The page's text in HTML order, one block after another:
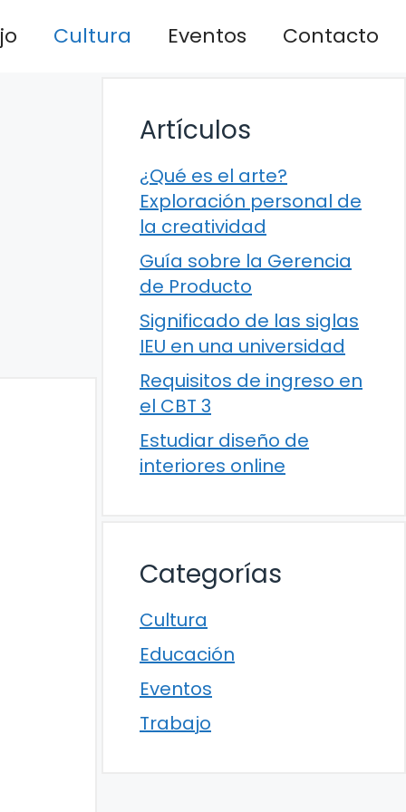
Cultura Eventos Contacto
Artículos
¿Qué es el arte?
Exploración personal de
la creatividad
Guía sobre la Gerencia
de Producto
Significado de las siglas
IEU en una universidad
Requisitos de ingreso en
el CBT 3
Estudiar diseño de
interiores online
Categorías
Cultura
Educación
Eventos
Trabajo